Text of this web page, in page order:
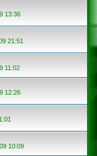
13:36
21:51
11:02
12:26
10:09